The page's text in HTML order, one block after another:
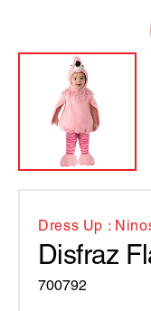
Dress Up :
Disfraz
700792